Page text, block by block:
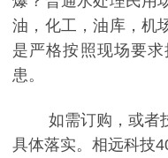
油，化工，油库，机
是严格按照现场要
患。
如需订购，或者技
具体落实。相远科技